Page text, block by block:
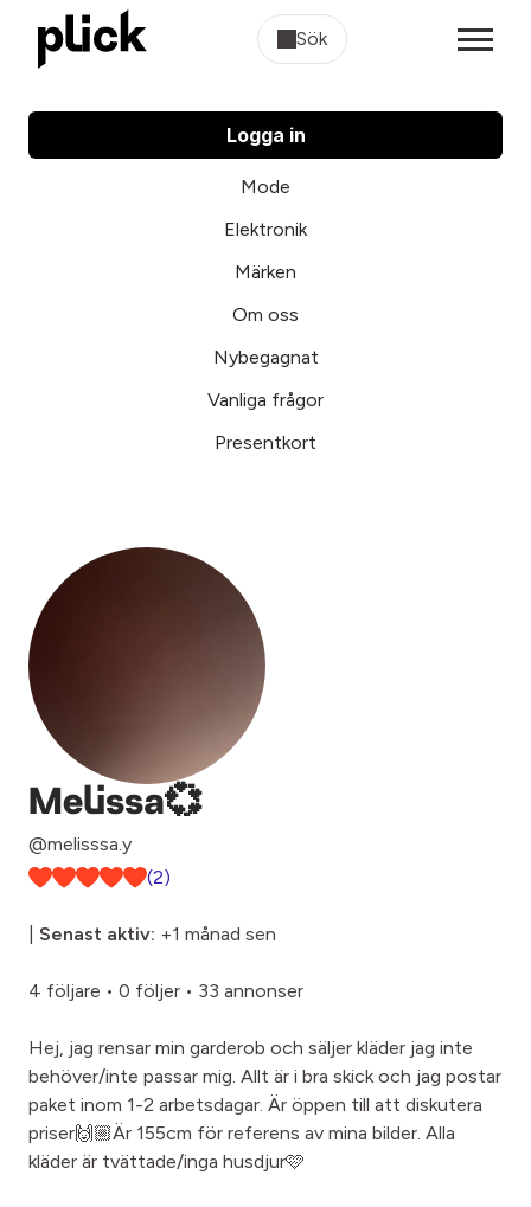
Sök
Logga in
Mode
Elektronik
Märken
Om oss
Nybegagnat
Vanliga frågor
Presentkort
Melissa💞
@melisssa.y
(2)
Senast aktiv: +1 månad sen
4 följare • 0 följer • 33 annonser
Hej, jag rensar min garderob och säljer kläder jag inte
behöver/inte passar mig. Allt är i bra skick och jag postar
paket inom 1-2 arbetsdagar. Är öppen till att diskutera
priser🙌🏼Är 155cm för referens av mina bilder. Alla
kläder är tvättade/inga husdjur🩷